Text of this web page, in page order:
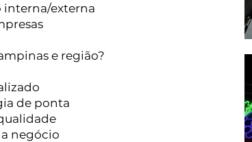
interna/externa
e região?
de ponta
negócio